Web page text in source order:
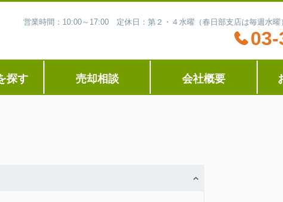
営業時間：10:00～17:00 定休日：第２・４水曜（春日部支店は毎週水曜
探す 売却相談 会社概要